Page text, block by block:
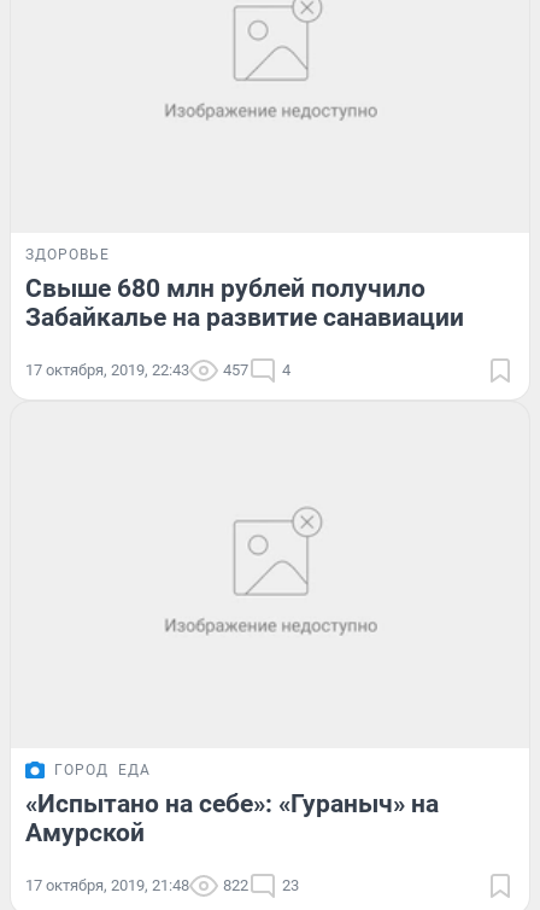
ЗДОРОВЬЕ
Свыше 680 млн рублей получило
Забайкалье на развитие санавиации
17 октября, 2019, 22:43 457 4
ГОРОД ЕДА
«Испытано на себе»: «Гураныч» на
Амурской
17 октября, 2019, 21:48 822 23